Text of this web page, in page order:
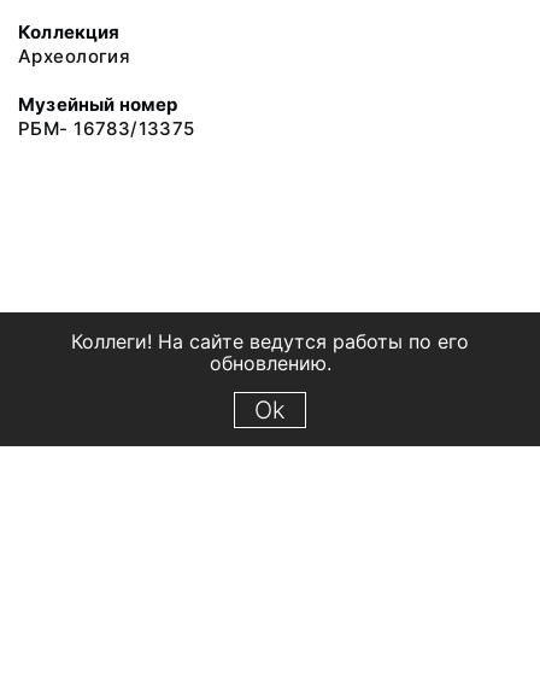
Коллекция
Археология
Музейный номер
РБМ- 16783/13375
Коллеги! На сайте ведутся работы по его
обновлению.
Ok